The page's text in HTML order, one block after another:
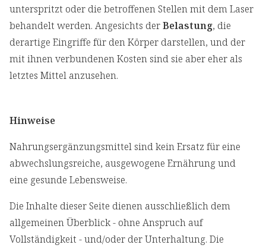
unterspritzt oder die betroffenen Stellen mit dem Laser
behandelt werden. Angesichts derBelastung, die
derartige Eingriffe für den Körper darstellen, und der
mit ihnen verbundenen Kosten sind sie aber eher als
letztes Mittel anzusehen.
Hinweise
Nahrungsergänzungsmittel sind kein Ersatz für eine
abwechslungsreiche, ausgewogene Ernährung und
eine gesunde Lebensweise.
Die Inhalte dieser Seite dienen ausschließlich dem
allgemeinen Überblick - ohne Anspruch auf
Vollständigkeit - und/oder der Unterhaltung. Die